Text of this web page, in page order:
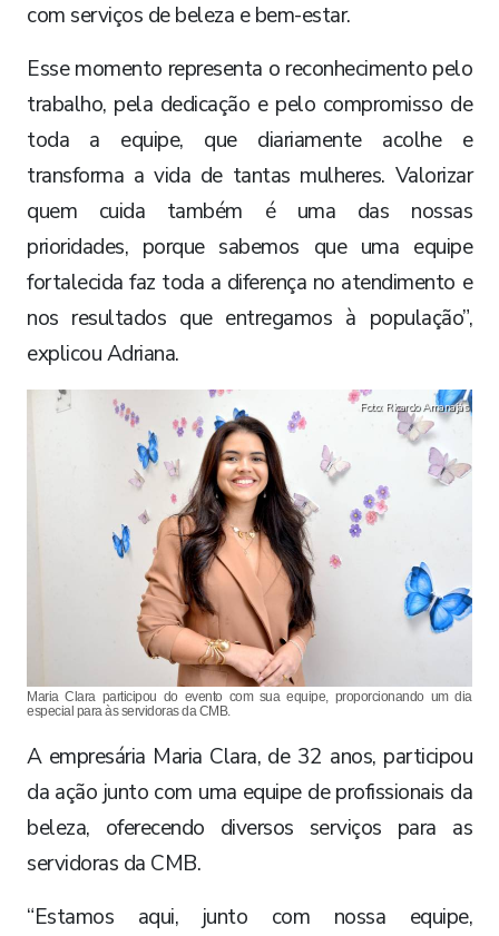
com serviços de beleza e bem-estar.
Esse momento representa o reconhecimento pelo
trabalho, pela dedicação e pelo compromisso de
toda a equipe, que diariamente acolhe e
transforma a vida de tantas mulheres. Valorizar
quem cuida também é uma das nossas
prioridades, porque sabemos que uma equipe
fortalecida faz toda a diferença no atendimento e
nos resultados que entregamos à população”,
explicou Adriana.
Maria Clara participou do evento com sua equipe, proporcionando um dia
especial para às servidoras da CMB.
Foto: Ricardo Amanajás
A empresária Maria Clara, de 32 anos, participou
da ação junto com uma equipe de profissionais da
beleza, oferecendo diversos serviços para as
servidoras da CMB.
“Estamos aqui, junto com nossa equipe,